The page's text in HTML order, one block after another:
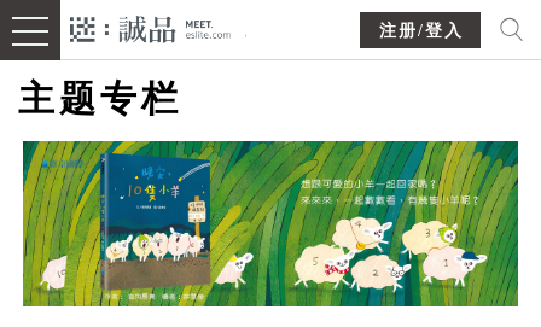
注册/登入
主题专栏